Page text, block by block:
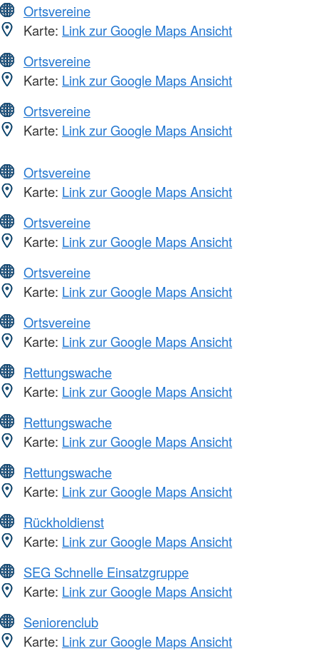
Ortsvereine
Karte: Link zur Google Maps Ansicht
Ortsvereine
Karte: Link zur Google Maps Ansicht
Ortsvereine
Karte: Link zur Google Maps Ansicht
Ortsvereine
Karte: Link zur Google Maps Ansicht
Ortsvereine
Karte: Link zur Google Maps Ansicht
Ortsvereine
Karte: Link zur Google Maps Ansicht
Ortsvereine
Karte: Link zur Google Maps Ansicht
Rettungswache
Karte: Link zur Google Maps Ansicht
Rettungswache
Karte: Link zur Google Maps Ansicht
Rettungswache
Karte: Link zur Google Maps Ansicht
Rückholdienst
Karte: Link zur Google Maps Ansicht
SEG Schnelle Einsatzgruppe
Karte: Link zur Google Maps Ansicht
Seniorenclub
Karte: Link zur Google Maps Ansicht